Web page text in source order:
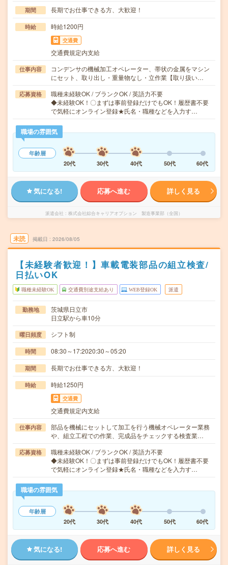
期間 長期でお仕事できる方、大歓迎！
時給 時給1200円
交通費
交通費規定内支給
仕事内容
コンデンサの機械加工オペレーター、帯状の金属をマシン
にセット、取り出し・重量物なし・立作業【取り扱い…
応募資格
職種未経験OK / ブランクOK / 英語力不要
◆未経験OK！〇まずは事前登録だけでもOK！履歴書不要
で気軽にオンライン登録★氏名・職種などを入力す…
職場の雰囲気
年齢層
20代
30代 40代 50代 60代
気になる! 応募へ進む 詳しく見る
派遣会社 株式会社綜合キャリアオプション 製造事業部（全国）
未読 掲載日 2026/08/05
【未経験者歓迎！】車載電装部品の組立検査/
日払いOK
職種未経験OK 交通費別途支給あり WEB登録OK 派遣
勤務地
茨城県日立市
日立駅から車10分
曜日頻度 シフト制
時間 08:30～17:2020:30～05:20
期間 長期でお仕事できる方、大歓迎！
時給 時給1250円
交通費
交通費規定内支給
仕事内容
部品を機械にセットして加工を行う機械オペレーター業務
や、組立工程での作業、完成品をチェックする検査業…
応募資格
職種未経験OK / ブランクOK / 英語力不要
◆未経験OK！〇まずは事前登録だけでもOK！履歴書不要
で気軽にオンライン登録★氏名・職種などを入力す…
職場の雰囲気
年齢層
20代
30代 40代 50代 60代
気になる! 応募へ進む 詳しく見る